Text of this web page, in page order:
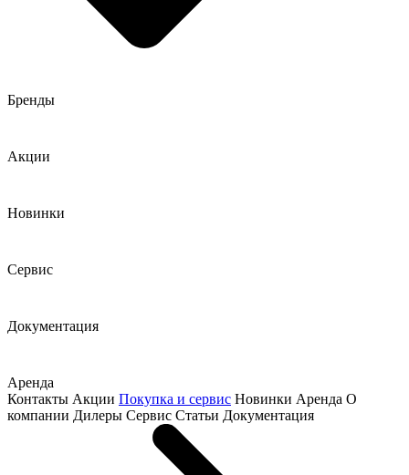
Бренды
Акции
Новинки
Сервис
Документация
Аренда
Контакты Акции Покупка и сервис Новинки Аренда О
компании Дилеры Сервис Статьи Документация